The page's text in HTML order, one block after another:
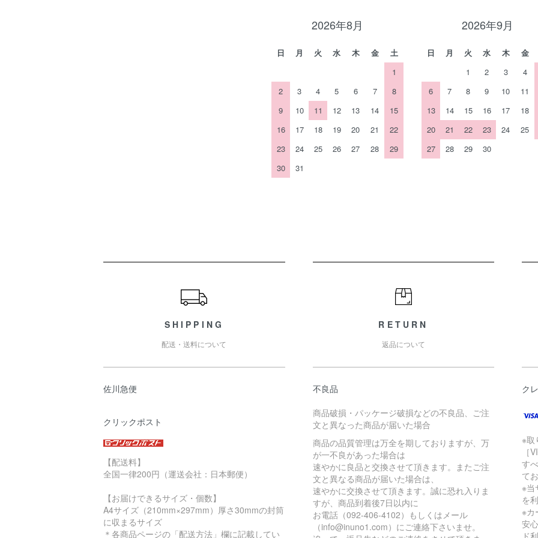
2026年8月
日 月 火 水 木 金
土
1
2
3 4 5 6 7
8
9
10 11 12 13 14
15
16
17 18 19 20 21
22
23
24 25 26 27 28
29
30
31
2026年9月
日 月 火 水 木 金
1
2 3 4
6
7 8 9 10 11
13
14 15 16 17 18
20
21 22 23 24 25
27
28 29 30
SHIPPING
配送・送料について
佐川急便
クリックポスト
【配送料】
全国一律200円（運送会社：日本郵便）
【お届けできるサイズ・個数】
A4サイズ（210mm×297mm）厚さ30mmの封筒
に収まるサイズ
＊各商品ページの「配送方法」欄に記載してい
RETURN
返品について
不良品
商品破損・パッケージ破損などの不良品、ご注
文と異なった商品が届いた場合
商品の品質管理は万全を期しておりますが、万
が一不良があった場合は
速やかに良品と交換させて頂きます。またご注
文と異なる商品が届いた場合は、
速やかに交換させて頂きます。誠に恐れ入りま
すが、商品到着後7日以内に
お電話（092-406-4102）もしくはメール
（info@inuno1.com）にご連絡下さいませ。
ク
※取
［
す
て
※当
を
※カ
安
ド